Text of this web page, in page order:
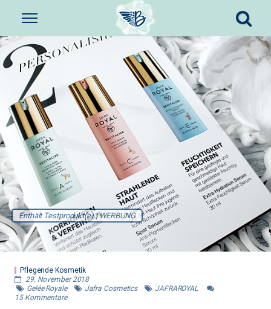
Pflegende Kosmetik
29. November 2018
Enthält Testprodukt(e) | WERBUNG
Gelée Royale Jafra Cosmetics
JAFRAROYAL
15 Kommentare